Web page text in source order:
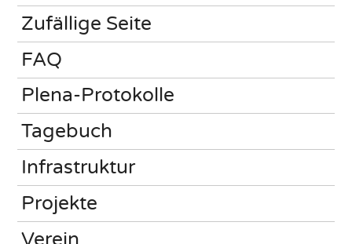
Zufällige Seite
FAQ
Plena-Protokolle
Tagebuch
Infrastruktur
Projekte
Verein